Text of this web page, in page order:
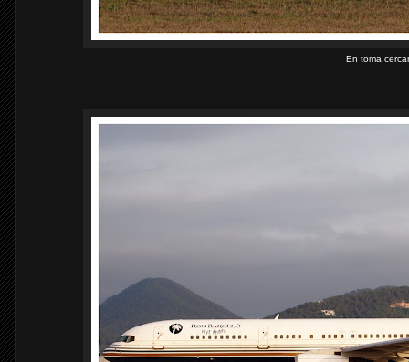
En toma